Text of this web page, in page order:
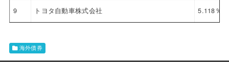
9 トヨタ自動車株式会社 5.118％
海外債券